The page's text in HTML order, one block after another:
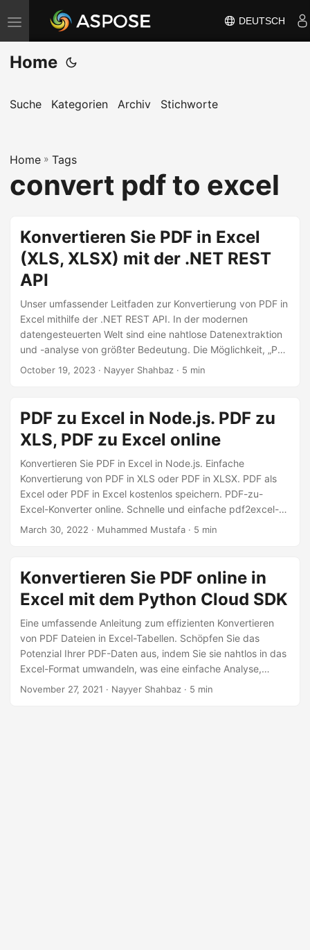
N
a
v
g
i
o
n
m
e
DEUTSCH
Home
Suche Kategorien Archiv Stichworte
Home » Tags
convert pdf to excel
Konvertieren Sie PDF in Excel
(XLS, XLSX) mit der .NET REST
API
Unser umfassender Leitfaden zur Konvertierung von PDF in
Excel mithilfe der .NET REST API. In der modernen
datengesteuerten Welt sind eine nahtlose Datenextraktion
und -analyse von größter Bedeutung. Die Möglichkeit, „PDF
in XLS zu konvertieren“, unterstützt Fachleute in
October 19, 2023 · Nayyer Shahbaz · 5 min
PDF zu Excel in Node.js. PDF zu
XLS, PDF zu Excel online
Konvertieren Sie PDF in Excel in Node.js. Einfache
Konvertierung von PDF in XLS oder PDF in XLSX. PDF als
Excel oder PDF in Excel kostenlos speichern. PDF-zu-
Excel-Konverter online. Schnelle und einfache pdf2excel-
Konvertierung oder Export von PDF nach Excel
March 30, 2022 · Muhammed Mustafa · 5 min
Konvertieren Sie PDF online in
Excel mit dem Python Cloud SDK
Eine umfassende Anleitung zum effizienten Konvertieren
von PDF Dateien in Excel-Tabellen. Schöpfen Sie das
Potenzial Ihrer PDF-Daten aus, indem Sie sie nahtlos in das
Excel-Format umwandeln, was eine einfache Analyse,
Bearbeitung und Präsentation ermöglicht. Egal, ob Sie PDF
November 27, 2021 · Nayyer Shahbaz · 5 min